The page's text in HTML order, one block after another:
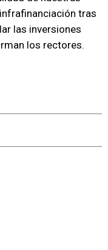
tras
las inversiones
los rectores.